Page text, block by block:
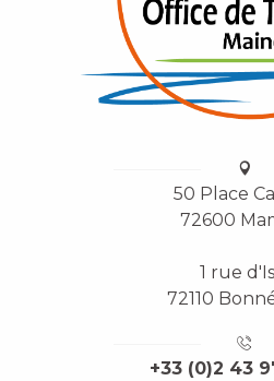
50 Place
72600
1 rue
72110
+33 (0)2 43